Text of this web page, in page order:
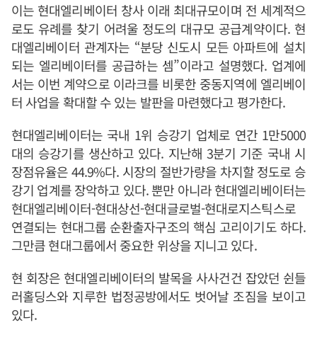
이는 현대엘리베이터 창사 이래 최대규모이며 전 세계적으
로도 유례를 찾기 어려울 정도의 대규모 공급계약이다. 현
대엘리베이터 관계자는 “분당 신도시 모든 아파트에 설치
되는 엘리베이터를 공급하는 셈”이라고 설명했다. 업계에
서는 이번 계약으로 이라크를 비롯한 중동지역에 엘리베이
터 사업을 확대할 수 있는 발판을 마련했다고 평가한다.
현대엘리베이터는 국내 1위 승강기 업체로 연간 1만5000
대의 승강기를 생산하고 있다. 지난해 3분기 기준 국내 시
장점유율은 44.9%다. 시장의 절반가량을 차지할 정도로 승
강기 업계를 장악하고 있다. 뿐만 아니라 현대엘리베이터는
현대엘리베이터-현대상선-현대글로벌-현대로지스틱스로
연결되는 현대그룹 순환출자구조의 핵심 고리이기도 하다.
그만큼 현대그룹에서 중요한 위상을 지니고 있다.
현 회장은 현대엘리베이터의 발목을 사사건건 잡았던 쉰들
러홀딩스와 지루한 법정공방에서도 벗어날 조짐을 보이고
있다.